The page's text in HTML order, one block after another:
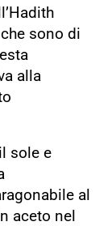
sono di
alla
sole e
al
aceto nel